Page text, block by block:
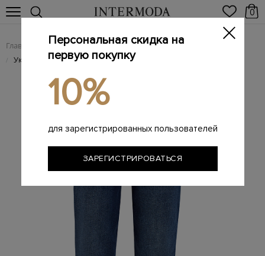
0
Главная Женщинам / Женская одежда / Женские джинсы
/ Укороченные джинсы Malia из денима Luxe Vintage
Персональная скидка на
первую покупку
10%
для зарегистрированных пользователей
ЗАРЕГИСТРИРОВАТЬСЯ